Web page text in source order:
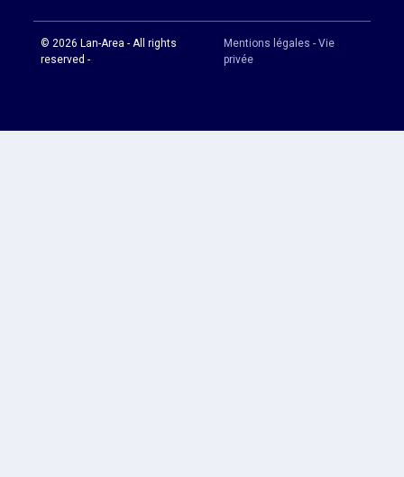
© 2026 Lan-Area - All rights
reserved -
Mentions légales - Vie
privée